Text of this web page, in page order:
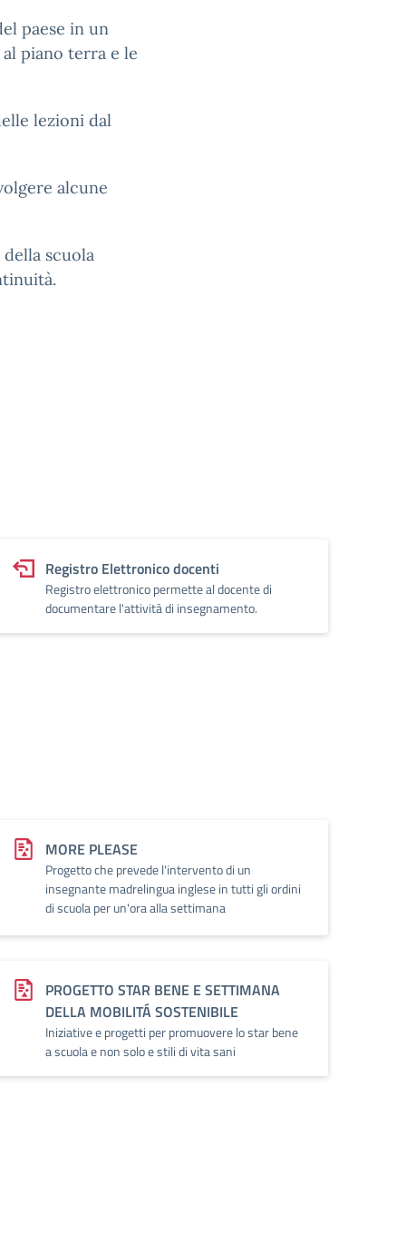
paese in un
piano terra e le
lezioni dal
alcune
scuola
Registro Elettronico docenti
Registro elettronico permette al docente di
documentare l'attività di insegnamento.
MORE PLEASE
Progetto che prevede l'intervento di un
insegnante madrelingua inglese in tutti gli ordini
di scuola per un'ora alla settimana
PROGETTO STAR BENE E SETTIMANA
DELLA MOBILITÁ SOSTENIBILE
Iniziative e progetti per promuovere lo star bene
a scuola e non solo e stili di vita sani